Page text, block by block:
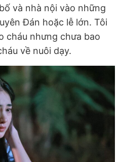
và nhà nội vào những
Đán hoặc lễ lớn. Tôi
cháu nhưng chưa bao
về nuôi dạy.